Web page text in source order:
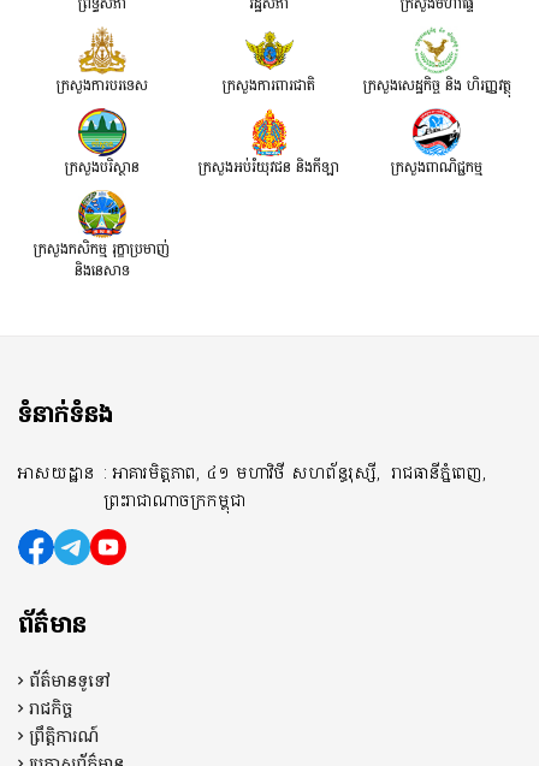
ក្រសួងការបរទេស ក្រសួងការពារជាតិ ក្រសួង​សេដ្ឋកិច្ច និង ហិរញ្ញវត្ថុ
ក្រសួងបរិស្ថាន ក្រសួងអប់រំយុវជន និងកីឡា ក្រសួងពាណិជ្ជកម្ម
ក្រសួងកសិកម្ម រុក្ខាប្រមាញ់
និងនេសាទ
ទំនាក់ទំនង
អាសយដ្ឋាន : អាគារមិត្តភាព, ៤១ មហាវិថី សហព័ន្ធរុស្សី, រាជធានីភ្នំពេញ,
ព្រះរាជាណាចក្រកម្ពុជា
ព័ត៌មាន
ព័ត៌មានទូទៅ
រាជកិច្ច
ព្រឹត្តិការណ៍